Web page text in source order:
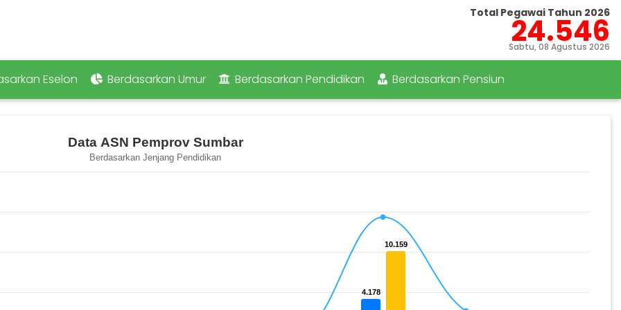
Total Pegawai Tahun 2026
24.546
Sabtu, 08 Agustus 2026
Eselon Berdasarkan Umur Berdasarkan Pendidikan Berdasarkan Pensiun
ranges from 1 to 14337.
Data ASN Pemprov Sumbar
Berdasarkan Jenjang Pendidikan
4.178
4.178
10.159
10.159